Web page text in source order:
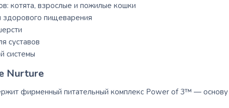
котята, взрослые и пожилые кошки
здорового пищеварения
суставов
системы
Nurture
фирменный питательный комплекс Power of 3™ — основу